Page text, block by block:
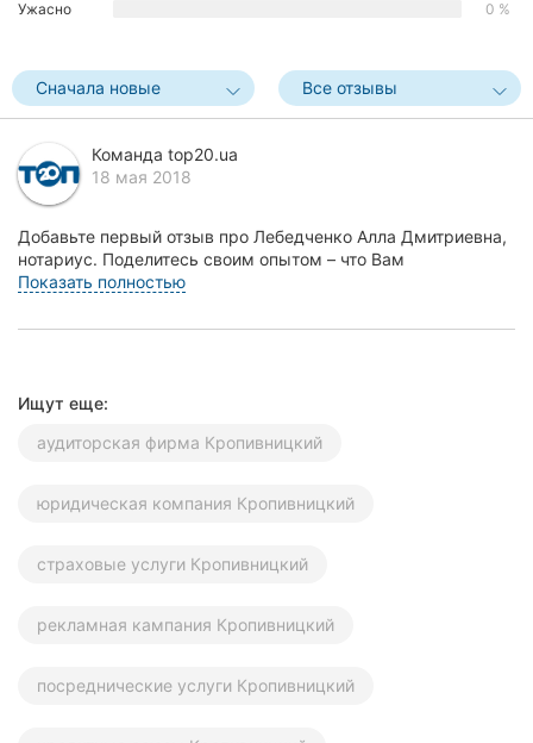
Кривой
Рог
Николаев
Херсон
Полтава
Черновцы
Карпаты
Ужасно
0 %
Сначала новые Все отзывы
Команда top20.ua
18 мая 2018
Добавьте первый отзыв про Лебедченко Алла Дмитриевна,
нотариус. Поделитесь своим опытом – что Вам
понравилось, а что нет! Это поможет другим жителям...
Показать полностью
Ищут еще:
аудиторская фирма Кропивницкий
юридическая компания Кропивницкий
страховые услуги Кропивницкий
рекламная кампания Кропивницкий
посреднические услуги Кропивницкий